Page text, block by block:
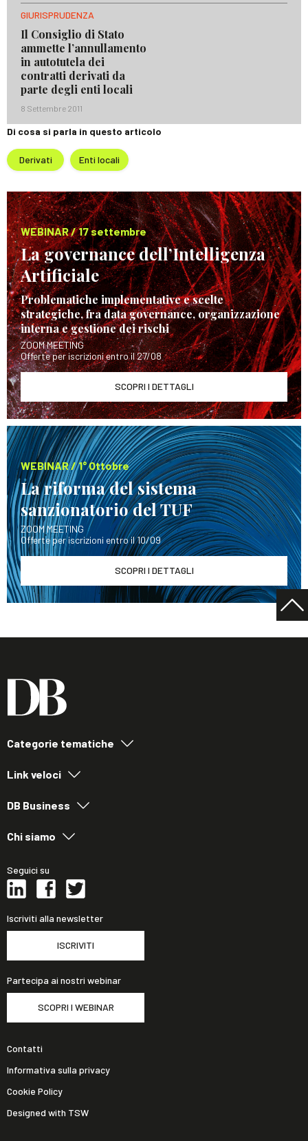
GIURISPRUDENZA
Il Consiglio di Stato
ammette l’annullamento
in autotutela dei
contratti derivati da
parte degli enti locali
8 Settembre 2011
Di cosa si parla in questo articolo
Derivati Enti locali
WEBINAR / 17 settembre
La governance dell’Intelligenza
Artificiale
Problematiche implementative e scelte
strategiche, fra data governance, organizzazione
interna e gestione dei rischi
ZOOM MEETING
Offerte per iscrizioni entro il 27/08
SCOPRI I DETTAGLI
WEBINAR / 1° Ottobre
La riforma del sistema
sanzionatorio del TUF
ZOOM MEETING
Offerte per iscrizioni entro il 10/09
SCOPRI I DETTAGLI
Categorie tematiche
Link veloci
DB Business
Chi siamo
Seguici su
Iscriviti alla newsletter
ISCRIVITI
Partecipa ai nostri webinar
SCOPRI I WEBINAR
Contatti
Informativa sulla privacy
Cookie Policy
Designed with TSW